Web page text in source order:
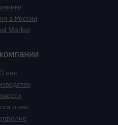
в России
Market
нас
о нас